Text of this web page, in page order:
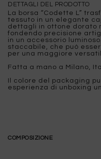
DETTAGLI DEL PRODOTTO
La borsa “Codette L”
tessuto in un elegante
dettagli in ottone dorato
fondendo precisione
in un accessorio
staccabile, che può
per una maggiore
Fatta a mano a Milano,
Il colore del packaging
esperienza di unboxing
COMPOSIZIONE